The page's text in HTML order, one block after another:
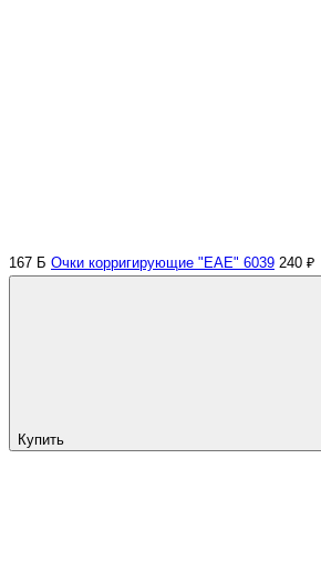
167 Б Очки корригирующие "ЕАЕ" 6039 240 ₽
Купить